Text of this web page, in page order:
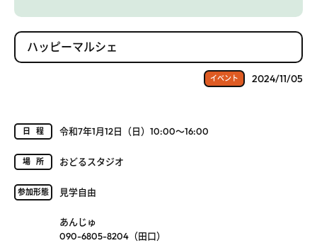
ハッピーマルシェ
イベント 2024/11/05
日程 令和7年1月12日（日）10:00～16:00
場所 おどるスタジオ
参加形態 見学自由
あんじゅ
090-6805-8204（田口）